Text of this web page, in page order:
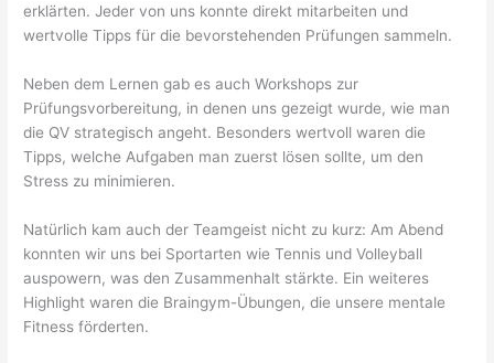
erklärten. Jeder von uns konnte direkt mitarbeiten und
wertvolle Tipps für die bevorstehenden Prüfungen sammeln.
Neben dem Lernen gab es auch Workshops zur
Prüfungsvorbereitung, in denen uns gezeigt wurde, wie man
die QV strategisch angeht. Besonders wertvoll waren die
Tipps, welche Aufgaben man zuerst lösen sollte, um den
Stress zu minimieren.
Natürlich kam auch der Teamgeist nicht zu kurz: Am Abend
konnten wir uns bei Sportarten wie Tennis und Volleyball
auspowern, was den Zusammenhalt stärkte. Ein weiteres
Highlight waren die Braingym-Übungen, die unsere mentale
Fitness förderten.